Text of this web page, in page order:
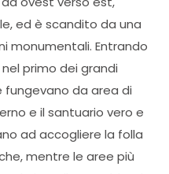
ed è scandito da una
monumentali. Entrando
primo dei grandi
fungevano da area di
e il santuario vero e
ad accogliere la folla
mentre le aree più